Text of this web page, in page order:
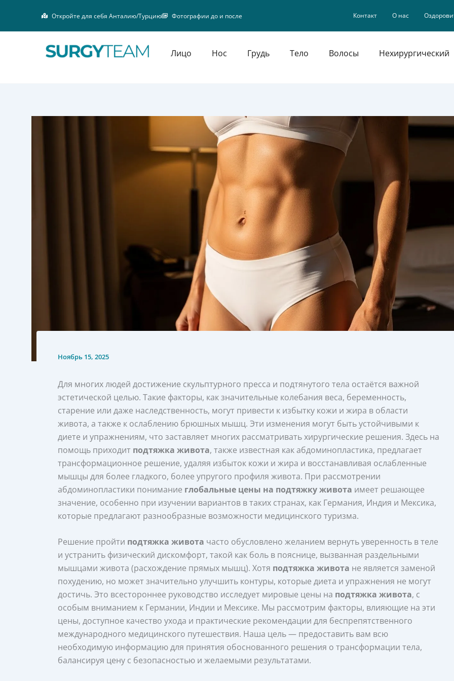
содержимому
Откройте для себя Анталию/Турцию Фотографии до и после Контакт О нас
Лицо Нос Грудь Тело Волосы Нехирургический
Ноябрь 15, 2025
Для многих людей достижение скульптурного пресса и подтянутого тела остаётся важной
эстетической целью. Такие факторы, как значительные колебания веса, беременность,
старение или даже наследственность, могут привести к избытку кожи и жира в области
живота, а также к ослаблению брюшных мышц. Эти изменения могут быть устойчивыми к
диете и упражнениям, что заставляет многих рассматривать хирургические решения. Здесь на
помощь приходит подтяжка живота, также известная как абдоминопластика, предлагает
трансформационное решение, удаляя избыток кожи и жира и восстанавливая ослабленные
мышцы для более гладкого, более упругого профиля живота. При рассмотрении
абдоминопластики понимание глобальные цены на подтяжку живота имеет решающее
значение, особенно при изучении вариантов в таких странах, как Германия, Индия и Мексика,
которые предлагают разнообразные возможности медицинского туризма.
Решение пройти подтяжка живота часто обусловлено желанием вернуть уверенность в теле
и устранить физический дискомфорт, такой как боль в пояснице, вызванная раздельными
мышцами живота (расхождение прямых мышц). Хотя подтяжка живота не является заменой
похудению, но может значительно улучшить контуры, которые диета и упражнения не могут
достичь. Это всестороннее руководство исследует мировые цены на подтяжка живота, с
особым вниманием к Германии, Индии и Мексике. Мы рассмотрим факторы, влияющие на эти
цены, доступное качество ухода и практические рекомендации для беспрепятственного
международного медицинского путешествия. Наша цель — предоставить вам всю
необходимую информацию для принятия обоснованного решения о трансформации тела,
балансируя цену с безопасностью и желаемыми результатами.